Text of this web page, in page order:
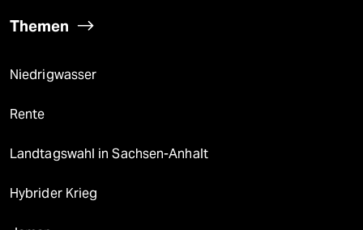
Themen
Niedrigwasser
Rente
Landtagswahl in Sachsen-Anhalt
Hybrider Krieg